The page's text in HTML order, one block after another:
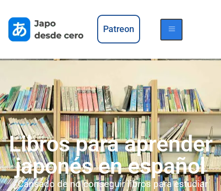
Patreon
Libros para aprender
japonés en español
¿Cansado de no conseguir libros para estudiar